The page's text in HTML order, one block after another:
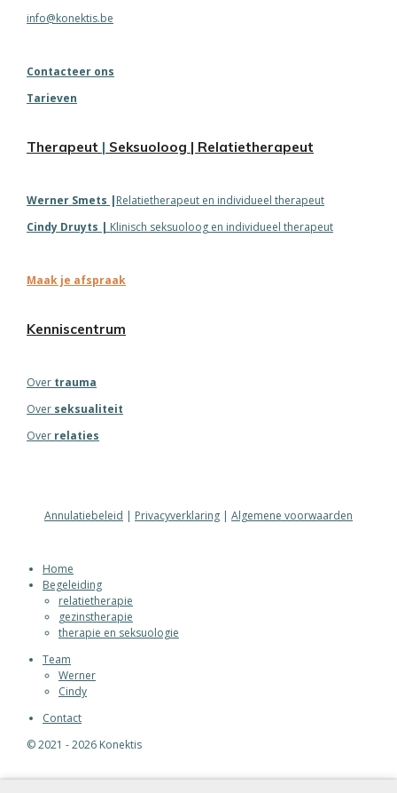
info@konektis.be
Contacteer ons
Tarieven
Therapeut | Seksuoloog | Relatietherapeut
Werner Smets |Relatietherapeut en individueel therapeut
Cindy Druyts | Klinisch seksuoloog en individueel therapeut
Maak je afspraak
Kenniscentrum
Over trauma
Over seksualiteit
Over relaties
Annulatiebeleid | Privacyverklaring | Algemene voorwaarden
Home
Begeleiding
relatietherapie
gezinstherapie
therapie en seksuologie
Team
Werner
Cindy
Contact
© 2021 - 2026 Konektis